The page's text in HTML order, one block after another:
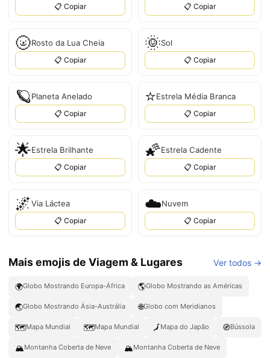
📋 Copiar 📋 Copiar
🌝Rosto da Lua Cheia
📋 Copiar
🌞Sol
📋 Copiar
🪐Planeta Anelado
📋 Copiar
⭐Estrela Média Branca
📋 Copiar
🌟Estrela Brilhante
📋 Copiar
🌠Estrela Cadente
📋 Copiar
🌌Via Láctea
📋 Copiar
☁️Nuvem
📋 Copiar
Mais emojis de Viagem & Lugares Ver todos →
🌍Globo Mostrando Europa-África 🌎Globo Mostrando as Américas
🌏Globo Mostrando Ásia-Austrália 🌐Globo com Meridianos
🗺️Mapa Mundial 🗺Mapa Mundial 🗾Mapa do Japão 🧭Bússola
🏔️Montanha Coberta de Neve 🏔Montanha Coberta de Neve